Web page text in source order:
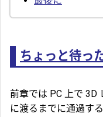
ちょっと待っ
前章では PC 上で 3D
に渡るまでに通過す